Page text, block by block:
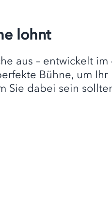
lohnt
aus – entwickelt
Bühne, um Ihr
Sie dabei sein